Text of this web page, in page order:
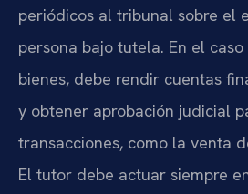
periódicos al tribunal sobre el
persona bajo tutela. En el
bienes, debe rendir cuentas
y obtener aprobación judicial
transacciones, como la venta
El tutor debe actuar siempre